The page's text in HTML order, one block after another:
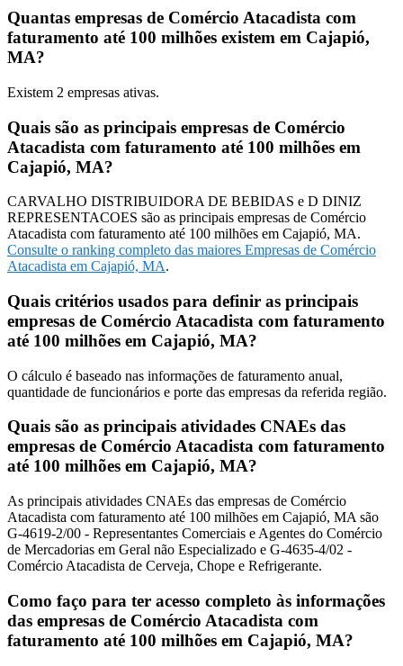
Quantas empresas de Comércio Atacadista com
faturamento até 100 milhões existem em Cajapió,
MA?
Existem 2 empresas ativas.
Quais são as principais empresas de Comércio
Atacadista com faturamento até 100 milhões em
Cajapió, MA?
CARVALHO DISTRIBUIDORA DE BEBIDAS e D DINIZ
REPRESENTACOES são as principais empresas de Comércio
Atacadista com faturamento até 100 milhões em Cajapió, MA.
Consulte o ranking completo das maiores Empresas de Comércio
Atacadista em Cajapió, MA.
Quais critérios usados para definir as principais
empresas de Comércio Atacadista com faturamento
até 100 milhões em Cajapió, MA?
O cálculo é baseado nas informações de faturamento anual,
quantidade de funcionários e porte das empresas da referida região.
Quais são as principais atividades CNAEs das
empresas de Comércio Atacadista com faturamento
até 100 milhões em Cajapió, MA?
As principais atividades CNAEs das empresas de Comércio
Atacadista com faturamento até 100 milhões em Cajapió, MA são
G-4619-2/00 - Representantes Comerciais e Agentes do Comércio
de Mercadorias em Geral não Especializado e G-4635-4/02 -
Comércio Atacadista de Cerveja, Chope e Refrigerante.
Como faço para ter acesso completo às informações
das empresas de Comércio Atacadista com
faturamento até 100 milhões em Cajapió, MA?